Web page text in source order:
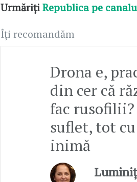
UrmărițiRepublica pe
Îți recomandăm
Drona e,
din cer că
fac
suflet, tot
inimă